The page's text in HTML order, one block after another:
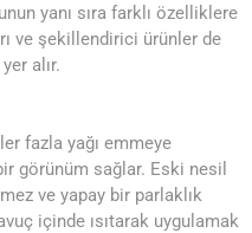
yanı sıra farklı özelliklere
ve şekillendirici ürünler de
alır.
fazla yağı emmeye
görünüm sağlar. Eski nesil
ve yapay bir parlaklık
içinde ısıtarak uygulamak